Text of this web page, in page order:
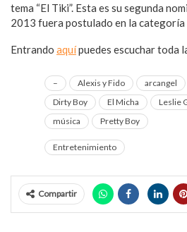
tema “El Tiki”. Esta es su segunda
2013 fuera postulado en la
Entrando aquípuedes escuchar toda
– Alexis y Fido arcangel
Dirty Boy
El Micha Leslie
música
Pretty Boy
Entretenimiento
Compartir